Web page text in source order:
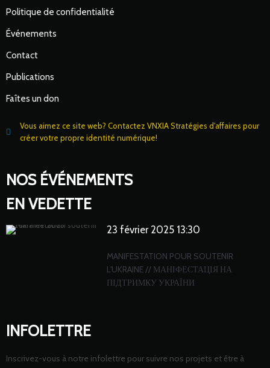
Politique de confidentialité
Événements
Contact
Publications
Faîtes un don
Vous aimez ce site web? Contactez VNXIA Stratégies d'affaires pour
créer votre propre identité numérique!
NOS ÉVÉNEMENTS
EN VEDETTE
23 février 2025 13:30
MANIFESTATION POUR SOUTENIR
L'UKRAINE // МАНІФЕСТАЦІЯ НА
ПІДТРИМКУ УКРАЇНИ
INFOLETTRE
Inscrivez-vous à notre infolettre pour suivre nos projets et être à